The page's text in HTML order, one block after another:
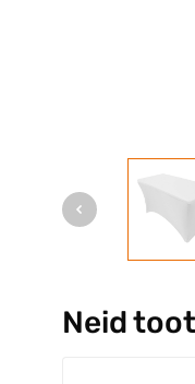
Neid